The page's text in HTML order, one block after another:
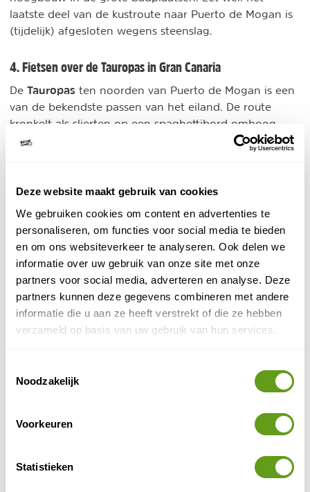
Deze website maakt gebruik van cookies
We gebruiken cookies om content en advertenties te
personaliseren, om functies voor social media te bieden
en om ons websiteverkeer te analyseren. Ook delen we
informatie over uw gebruik van onze site met onze
partners voor social media, adverteren en analyse. Deze
partners kunnen deze gegevens combineren met andere
informatie die u aan ze heeft verstrekt of die ze hebben
verzameld op basis van uw gebruik van hun services.
Noodzakelijk
Voorkeuren
Statistieken
laatste deel van de kustroute naar Puerto de Mogan is
(tijdelijk) afgesloten wegens steenslag.
4. Fietsen over de Tauropas in Gran Canaria
De Tauropas ten noorden van Puerto de Mogan is een
van de bekendste passen van het eiland. De route
kronkelt als slierten op een spaghettibord omhoog
tegen de flanken van de woeste Mogan-vallei. Na een
een serie haarspeldbochten verder via de oostflank.
parcours dat je hebt afgelegd en het dal dat het decor